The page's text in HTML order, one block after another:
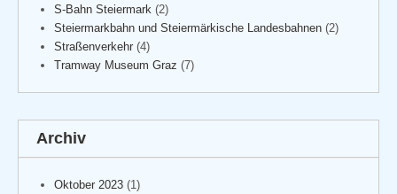
S-Bahn Steiermark (2)
Steiermarkbahn und Steiermärkische Landesbahnen (2)
Straßenverkehr (4)
Tramway Museum Graz (7)
Archiv
Oktober 2023 (1)